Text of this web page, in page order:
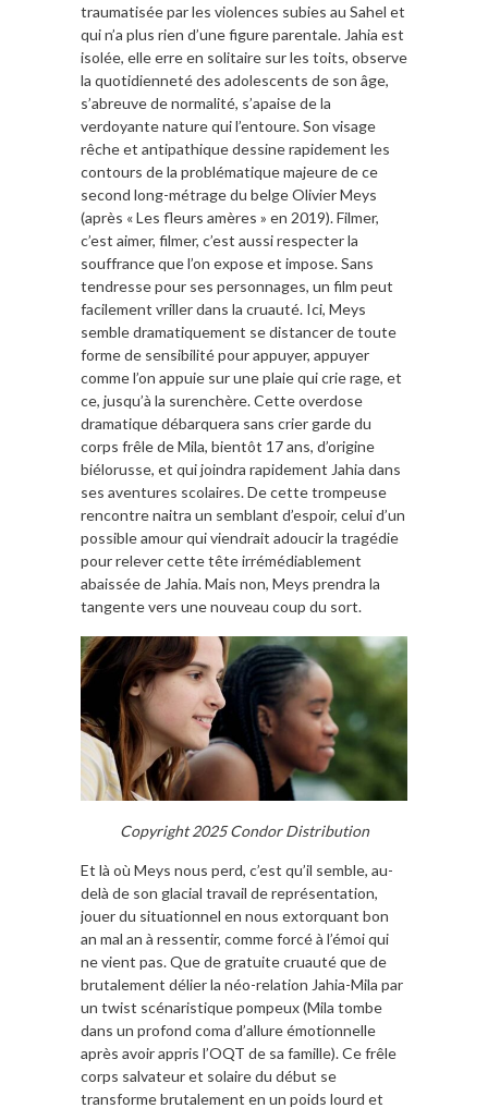
traumatisée par les violences subies au Sahel et
qui n’a plus rien d’une figure parentale. Jahia est
isolée, elle erre en solitaire sur les toits, observe
la quotidienneté des adolescents de son âge,
s’abreuve de normalité, s’apaise de la
verdoyante nature qui l’entoure. Son visage
rêche et antipathique dessine rapidement les
contours de la problématique majeure de ce
second long-métrage du belge Olivier Meys
(après « Les fleurs amères » en 2019). Filmer,
c’est aimer, filmer, c’est aussi respecter la
souffrance que l’on expose et impose. Sans
tendresse pour ses personnages, un film peut
facilement vriller dans la cruauté. Ici, Meys
semble dramatiquement se distancer de toute
forme de sensibilité pour appuyer, appuyer
comme l’on appuie sur une plaie qui crie rage, et
ce, jusqu’à la surenchère. Cette overdose
dramatique débarquera sans crier garde du
corps frêle de Mila, bientôt 17 ans, d’origine
biélorusse, et qui joindra rapidement Jahia dans
ses aventures scolaires. De cette trompeuse
rencontre naitra un semblant d’espoir, celui d’un
possible amour qui viendrait adoucir la tragédie
pour relever cette tête irrémédiablement
abaissée de Jahia. Mais non, Meys prendra la
tangente vers une nouveau coup du sort.
Copyright 2025 Condor Distribution
Et là où Meys nous perd, c’est qu’il semble, au-
delà de son glacial travail de représentation,
jouer du situationnel en nous extorquant bon
an mal an à ressentir, comme forcé à l’émoi qui
ne vient pas. Que de gratuite cruauté que de
brutalement délier la néo-relation Jahia-Mila par
un twist scénaristique pompeux (Mila tombe
dans un profond coma d’allure émotionnelle
après avoir appris l’OQT de sa famille). Ce frêle
corps salvateur et solaire du début se
transforme brutalement en un poids lourd et